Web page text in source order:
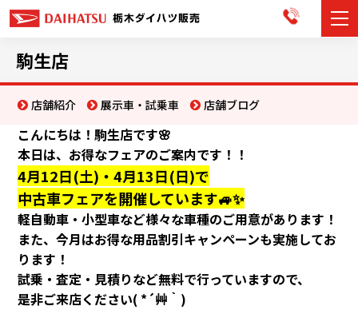
展示車・試乗車
お知らせ
イベント・キャンペーン
駒生店
店舗紹介 展示車・試乗車 店舗ブログ
こんにちは！駒生店です🌸
本日は、お得なフェアのご案内です！！
4月12日(土)・4月13日(日)で
中古車フェアを開催しています🚙✨
軽自動車・小型車など様々な車種のご用意があります！
また、今月はお得な用品割引キャンペーンも実施してお
ります！
試乗・査定・見積りなど無料で行っていますので、
是非ご来店ください( *´艸｀)